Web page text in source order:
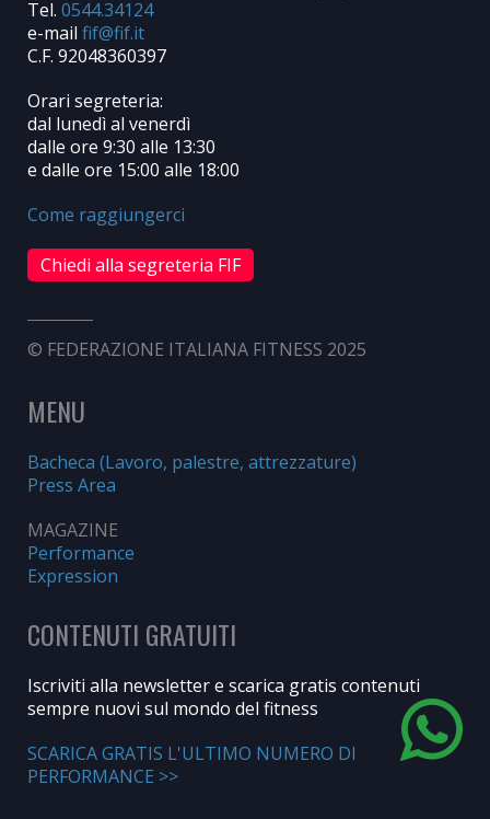
Tel. 0544.34124
e-mail
C.F. 92048360397
Orari segreteria:
dal lunedì al venerdì
dalle ore 9:30 alle 13:30
e dalle ore 15:00 alle 18:00
Come raggiungerci
Chiedi alla segreteria FIF
© FEDERAZIONE ITALIANA FITNESS 2025
MENU
Bacheca (Lavoro, palestre, attrezzature)
Press Area
MAGAZINE
Performance
Expression
CONTENUTI GRATUITI
Iscriviti alla newsletter e scarica gratis contenuti
sempre nuovi sul mondo del fitness
SCARICA GRATIS L'ULTIMO NUMERO DI
PERFORMANCE >>